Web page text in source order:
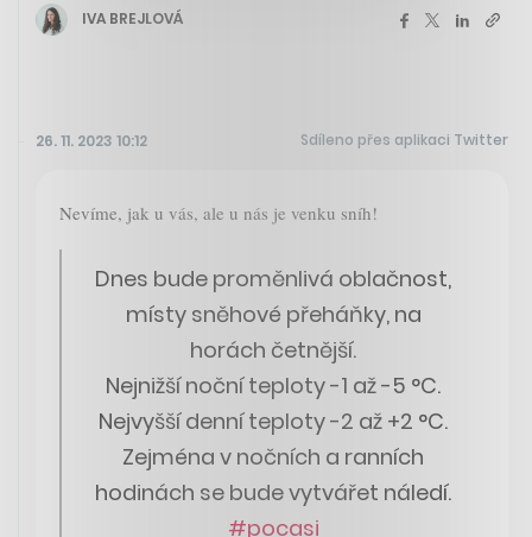
IVA BREJLOVÁ
26. 11. 2023 10:12 Sdíleno přes aplikaci Twitter
Nevíme, jak u vás, ale u nás je venku sníh!
Dnes bude proměnlivá oblačnost,
místy sněhové přeháňky, na
horách četnější.
Nejnižší noční teploty -1 až -5 °C.
Nejvyšší denní teploty -2 až +2 °C.
Zejména v nočních a ranních
hodinách se bude vytvářet náledí.
#pocasi